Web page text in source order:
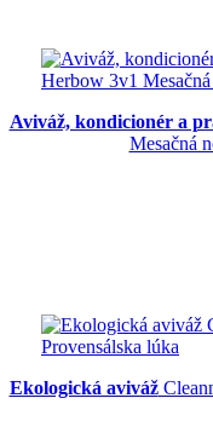
Aviváž, kondicionér a
Mesačná
Ekologická aviváž